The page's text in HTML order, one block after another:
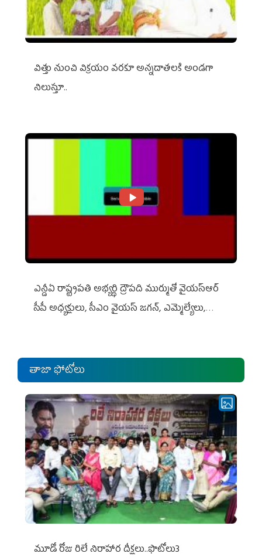
విత్తు నుంచి విక్రయం వరకూ అన్నదాతలకి అండగా
నిలుస్తూ..
ఎన్డీఏ రాష్ట్ర‌ప‌తి అభ్య‌ర్థి ద్రౌప‌ది ముర్ముతో వైయ‌స్ఆర్
సీపీ అధ్య‌క్షులు, సీఎం వైయ‌స్ జ‌గ‌న్, ఎమ్మెల్యేలు,
తాజా ఫోటోలు
మూడో రోజు రిలే నిరాహార దీక్షలు..ఫొటోలు3